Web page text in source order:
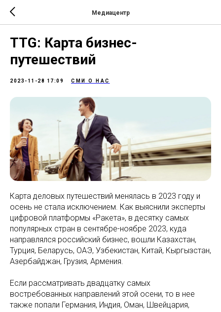
Медиацентр
TTG: Карта бизнес-
путешествий
2023-11-28 17:09 СМИ О НАС
Карта деловых путешествий менялась в 2023 году и
осень не стала исключением. Как выяснили эксперты
цифровой платформы «Ракета», в десятку самых
популярных стран в сентябре-ноябре 2023, куда
направлялся российский бизнес, вошли Казахстан,
Турция, Беларусь, ОАЭ, Узбекистан, Китай, Кыргызстан,
Азербайджан, Грузия, Армения.
Если рассматривать двадцатку самых
востребованных направлений этой осени, то в нее
также попали Германия, Индия, Оман, Швейцария,